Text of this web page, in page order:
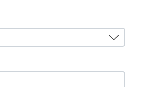
und Informationen lediglich
Vermittler ist als Doppelmakler tätig.